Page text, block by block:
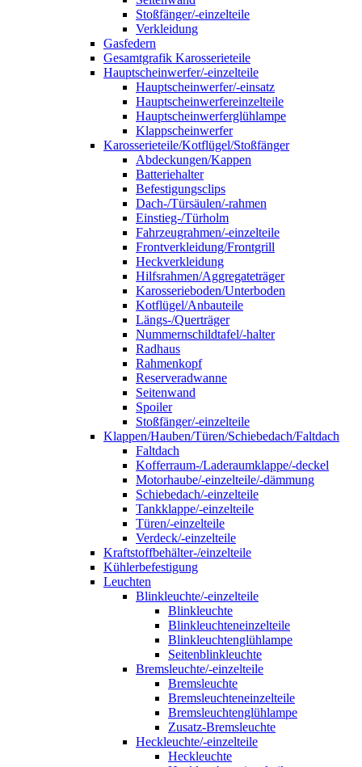
Stoßfänger/-einzelteile
Verkleidung
Gasfedern
Gesamtgrafik Karosserieteile
Hauptscheinwerfer/-einzelteile
Hauptscheinwerfer/-einsatz
Hauptscheinwerfereinzelteile
Hauptscheinwerferglühlampe
Klappscheinwerfer
Karosserieteile/Kotflügel/Stoßfänger
Abdeckungen/Kappen
Batteriehalter
Befestigungsclips
Dach-/Türsäulen/-rahmen
Einstieg-/Türholm
Fahrzeugrahmen/-einzelteile
Frontverkleidung/Frontgrill
Heckverkleidung
Hilfsrahmen/Aggregateträger
Karosserieboden/Unterboden
Kotflügel/Anbauteile
Längs-/Querträger
Nummernschildtafel/-halter
Radhaus
Rahmenkopf
Reserveradwanne
Seitenwand
Spoiler
Stoßfänger/-einzelteile
Klappen/Hauben/Türen/Schiebedach/Faltdach
Faltdach
Kofferraum-/Laderaumklappe/-deckel
Motorhaube/-einzelteile/-dämmung
Schiebedach/-einzelteile
Tankklappe/-einzelteile
Türen/-einzelteile
Verdeck/-einzelteile
Kraftstoffbehälter-/einzelteile
Kühlerbefestigung
Leuchten
Blinkleuchte/-einzelteile
Blinkleuchte
Blinkleuchteneinzelteile
Blinkleuchtenglühlampe
Seitenblinkleuchte
Bremsleuchte/-einzelteile
Bremsleuchte
Bremsleuchteneinzelteile
Bremsleuchtenglühlampe
Zusatz-Bremsleuchte
Heckleuchte/-einzelteile
Heckleuchte